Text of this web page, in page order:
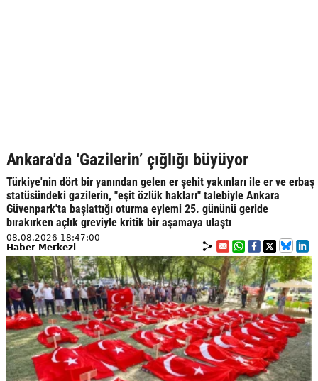
Ankara'da ‘Gazilerin’ çığlığı büyüyor
Türkiye'nin dört bir yanından gelen er şehit yakınları ile er ve erbaş
statüsündeki gazilerin, "eşit özlük hakları" talebiyle Ankara
Güvenpark'ta başlattığı oturma eylemi 25. gününü geride
bırakırken açlık greviyle kritik bir aşamaya ulaştı
08.08.2026 18:47:00
Haber Merkezi